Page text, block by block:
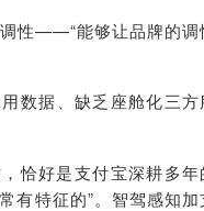
性——“能够让品牌的调
数据、缺乏座舱化三方
恰好是支付宝深耕多年
特征的”。 智驾感知加